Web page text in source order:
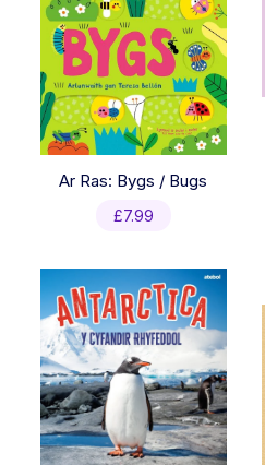
Ar Ras: Bygs / Bugs
£7.99